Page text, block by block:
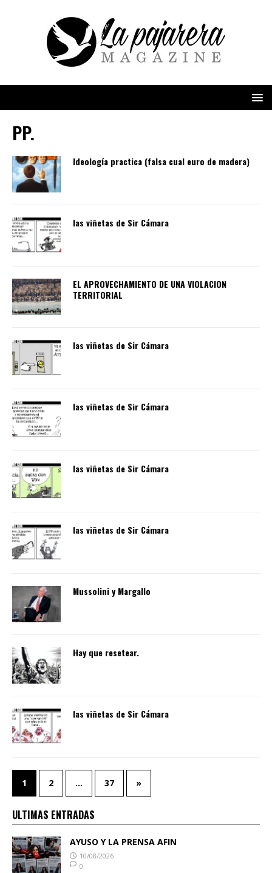
PP.
Ideología practica (falsa cual euro de madera)
las viñetas de Sir Cámara
EL APROVECHAMIENTO DE UNA VIOLACION
TERRITORIAL
las viñetas de Sir Cámara
las viñetas de Sir Cámara
las viñetas de Sir Cámara
las viñetas de Sir Cámara
Mussolini y Margallo
Hay que resetear.
las viñetas de Sir Cámara
1 2 … 37 »
ULTIMAS ENTRADAS
AYUSO Y LA PRENSA AFIN
10/08/2026
0